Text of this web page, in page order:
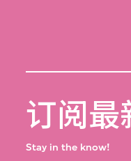
订阅最
Stay in the know!